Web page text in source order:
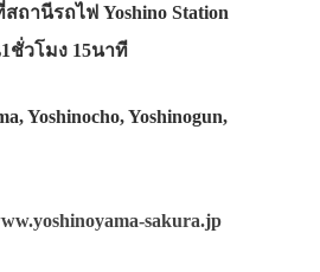
สถานีรถไฟ Yoshino Station
1ชั่วโมง 15นาที
Yoshinocho, Yoshinogun,
sakura.jp